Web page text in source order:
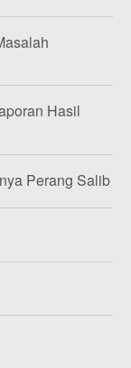
Hasil
Perang Salib